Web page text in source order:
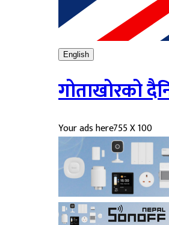
English
गोताखोरको
Your ads here755 X 100